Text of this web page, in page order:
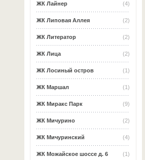
(4)
ЖК Лайнер
(2)
ЖК Липовая Аллея
(2)
ЖК Литератор
(2)
ЖК Лица
(1)
ЖК Лосиный остров
(1)
ЖК Маршал
(9)
ЖК Миракс Парк
(2)
ЖК Мичурино
(4)
ЖК Мичуринский
(1)
ЖК Можайское шоссе д. 6